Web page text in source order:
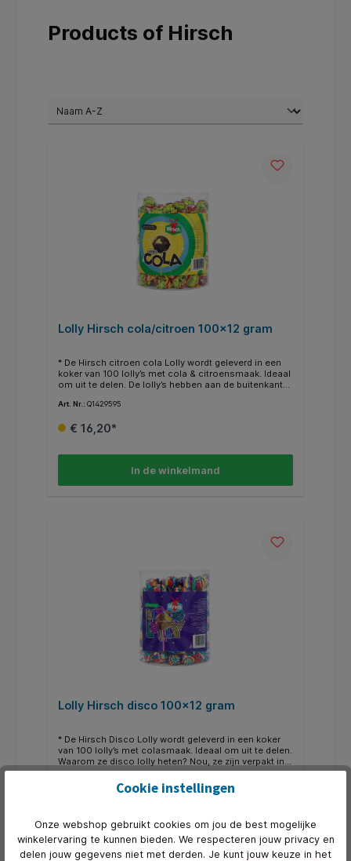
Products of Hirsch
Lolly Hirsch cola/citroen 100x12 gram
* De Hirsch citroen cola Lolly wordt geleverd in een
koker van 100 lolly’s met cola & citroensmaak. Ideaal
om uit te delen. De lolly’s hebben aan de buitenkant
frisse citroensmaak.
Art. Nr.: Q1429595
€ 16,20*
In de winkelmand
Lolly Hirsch disco 100x12 gram
* De Hirsch Disco Lolly wordt geleverd in een koker
van 100 lolly’s met colasmaak. Ideaal om uit te delen.
Waarom ze disco lolly heten? Nou, ze zijn verpakt in
een glimmende, veelkeurige folie die je doet
terugdenken aan het discotijdperk.
In de winkelmand
Cookie instellingen
Onze webshop gebruikt cookies om jou de best mogelijke
winkelervaring te kunnen bieden. We respecteren jouw privacy en
delen jouw gegevens niet met derden. Je kunt jouw keuze in het